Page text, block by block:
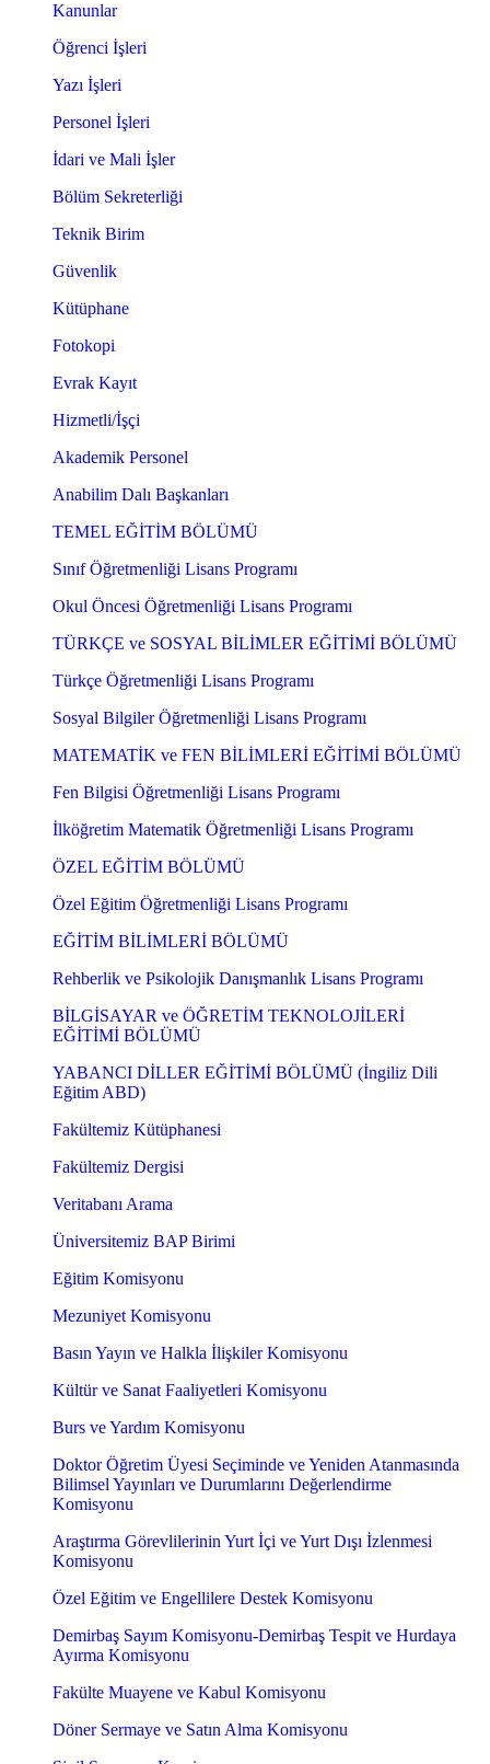
Kanunlar
Öğrenci İşleri
Yazı İşleri
Personel İşleri
İdari ve Mali İşler
Bölüm Sekreterliği
Teknik Birim
Güvenlik
Kütüphane
Fotokopi
Evrak Kayıt
Hizmetli/İşçi
Akademik Personel
Anabilim Dalı Başkanları
TEMEL EĞİTİM BÖLÜMÜ
Sınıf Öğretmenliği Lisans Programı
Okul Öncesi Öğretmenliği Lisans Programı
TÜRKÇE ve SOSYAL BİLİMLER EĞİTİMİ BÖLÜMÜ
Türkçe Öğretmenliği Lisans Programı
Sosyal Bilgiler Öğretmenliği Lisans Programı
MATEMATİK ve FEN BİLİMLERİ EĞİTİMİ BÖLÜMÜ
Fen Bilgisi Öğretmenliği Lisans Programı
İlköğretim Matematik Öğretmenliği Lisans Programı
ÖZEL EĞİTİM BÖLÜMÜ
Özel Eğitim Öğretmenliği Lisans Programı
EĞİTİM BİLİMLERİ BÖLÜMÜ
Rehberlik ve Psikolojik Danışmanlık Lisans Programı
BİLGİSAYAR ve ÖĞRETİM TEKNOLOJİLERİ
EĞİTİMİ BÖLÜMÜ
YABANCI DİLLER EĞİTİMİ BÖLÜMÜ (İngiliz Dili
Eğitim ABD)
Fakültemiz Kütüphanesi
Fakültemiz Dergisi
Veritabanı Arama
Üniversitemiz BAP Birimi
Eğitim Komisyonu
Mezuniyet Komisyonu
Basın Yayın ve Halkla İlişkiler Komisyonu
Kültür ve Sanat Faaliyetleri Komisyonu
Burs ve Yardım Komisyonu
Doktor Öğretim Üyesi Seçiminde ve Yeniden Atanmasında
Bilimsel Yayınları ve Durumlarını Değerlendirme
Komisyonu
Araştırma Görevlilerinin Yurt İçi ve Yurt Dışı İzlenmesi
Komisyonu
Özel Eğitim ve Engellilere Destek Komisyonu
Demirbaş Sayım Komisyonu-Demirbaş Tespit ve Hurdaya
Ayırma Komisyonu
Fakülte Muayene ve Kabul Komisyonu
Döner Sermaye ve Satın Alma Komisyonu